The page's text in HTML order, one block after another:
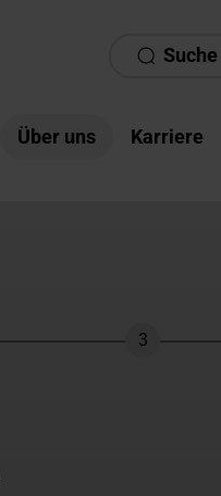
Suche
Über uns Karriere
Schritt
3